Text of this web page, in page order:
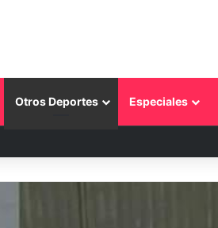
Otros Deportes Especiales